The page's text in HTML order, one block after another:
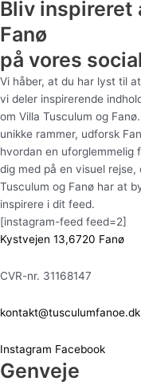
Bliv inspireret
Fanø
på vores
Vi håber, at du har lyst til
vi deler inspirerende
om Villa Tusculum og
unikke rammer, udforsk
hvordan en uforglemmelig
dig med på en visuel
Tusculum og Fanø har at
inspirere i dit feed.
[instagram-feed feed=2]
Kystvejen 13,6720 Fanø
CVR-nr. 31168147
kontakt@tusculumfanoe.dk
Instagram Facebook
Genveje